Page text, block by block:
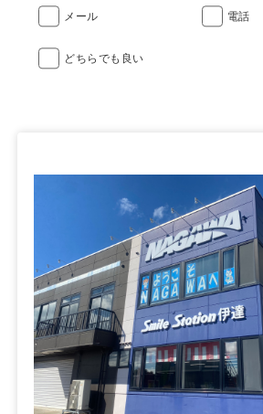
メール 電話
どちらでも良い